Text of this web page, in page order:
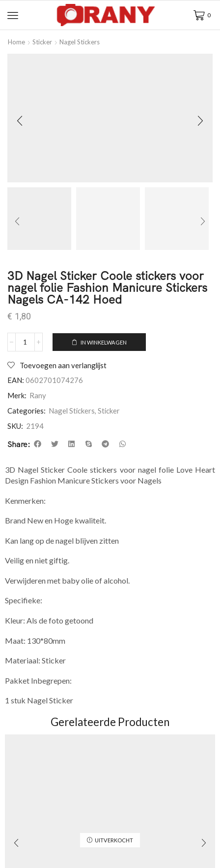
0
Home Sticker Nagel Stickers
3D Nagel Sticker Coole stickers voor
nagel folie Fashion Manicure Stickers
Nagels CA-142 Hoed
€ 1,80
IN WINKELWAGEN
Toevoegen aan verlanglijst
EAN: 0602701074276
Merk: Rany
Categories: Nagel Stickers, Sticker
SKU: 2194
Share:
3D Nagel Sticker Coole stickers voor nagel folie Love Heart
Design Fashion Manicure Stickers voor Nagels
Kenmerken:
Brand New en Hoge kwaliteit.
Kan lang op de nagel blijven zitten
Veilig en niet giftig.
Verwijderen met baby olie of alcohol.
Specifieke:
Kleur: Als de foto getoond
Maat: 130*80mm
Materiaal: Sticker
Pakket Inbegrepen:
1 stuk Nagel Sticker
Gerelateerde Producten
UITVERKOCHT